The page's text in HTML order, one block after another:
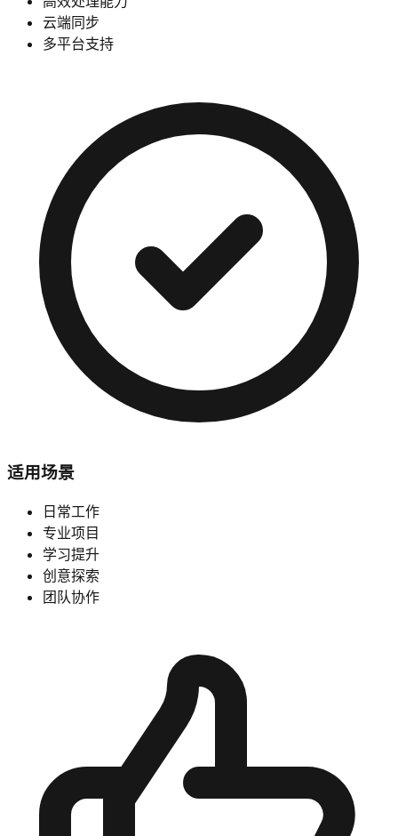
云端同步
多平台支持
适用场景
日常工作
专业项目
学习提升
创意探索
团队协作